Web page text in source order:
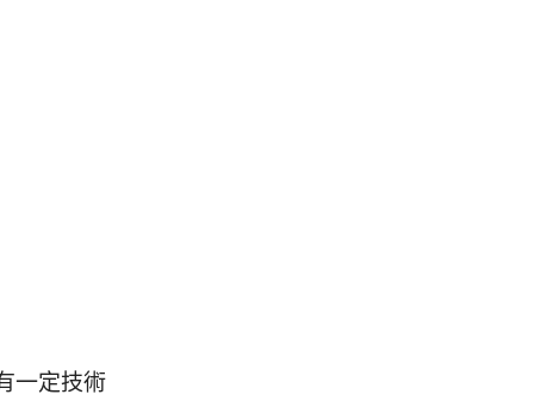
一定技術